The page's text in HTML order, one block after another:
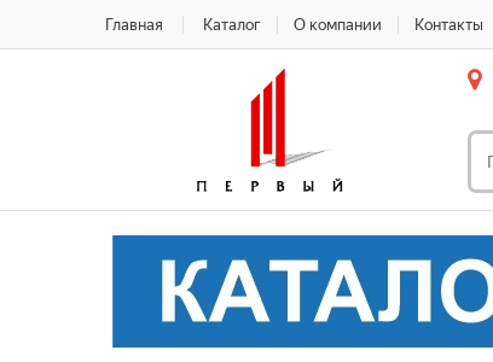
Главная Каталог О компании Контакты